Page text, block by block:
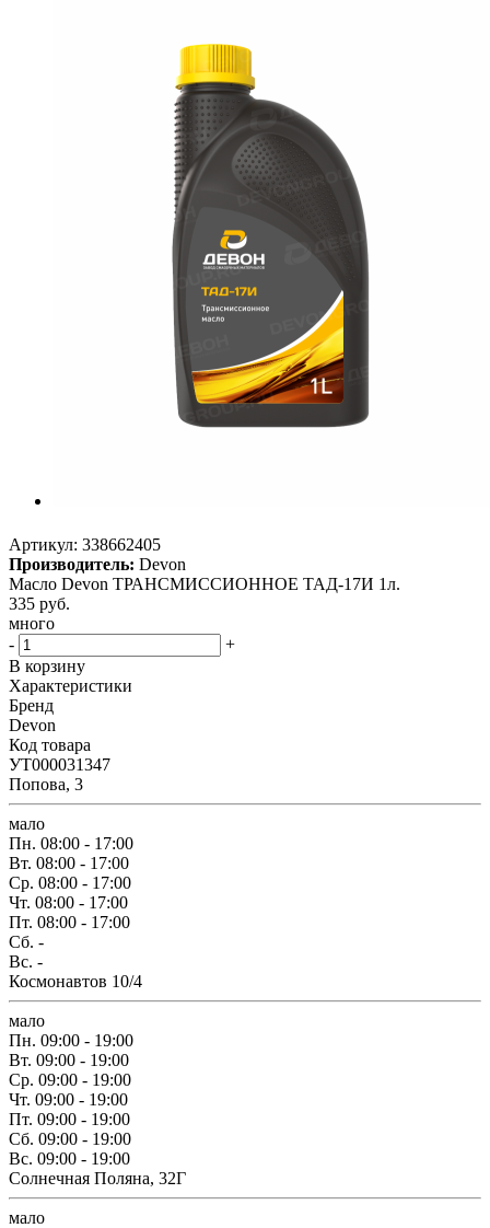
Артикул: 338662405
Производитель: Devon
Масло Devon ТРАНСМИССИОННОЕ ТАД-17И 1л.
335 руб.
много
-
+
В корзину
Характеристики
Бренд
Devon
Код товара
УТ000031347
Попова, 3
мало
Пн. 08:00 - 17:00
Вт. 08:00 - 17:00
Ср. 08:00 - 17:00
Чт. 08:00 - 17:00
Пт. 08:00 - 17:00
Сб. -
Вс. -
Космонавтов 10/4
мало
Пн. 09:00 - 19:00
Вт. 09:00 - 19:00
Ср. 09:00 - 19:00
Чт. 09:00 - 19:00
Пт. 09:00 - 19:00
Сб. 09:00 - 19:00
Вс. 09:00 - 19:00
Солнечная Поляна, 32Г
мало